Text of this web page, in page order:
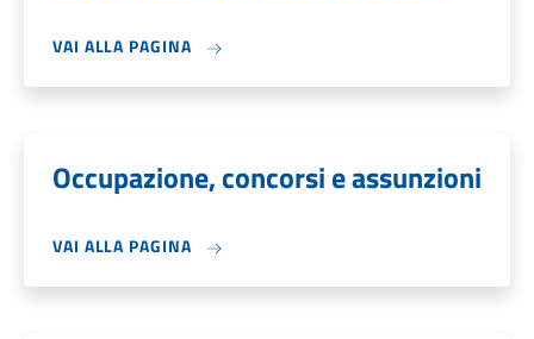
VAI ALLA PAGINA
Occupazione, concorsi e assunzioni
VAI ALLA PAGINA